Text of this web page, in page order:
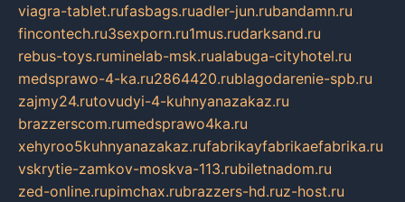
viagra-tablet.rufasbags.ruadler-jun.rubandamn.ru
fincontech.ru3sexporn.ru1mus.rudarksand.ru
rebus-toys.ruminelab-msk.rualabuga-cityhotel.ru
medsprawo-4-ka.ru2864420.rublagodarenie-spb.ru
zajmy24.rutovudyi-4-kuhnyanazakaz.ru
brazzerscom.rumedsprawo4ka.ru
xehyroo5kuhnyanazakaz.rufabrikayfabrikaefabrika.ru
vskrytie-zamkov-moskva-113.rubiletnadom.ru
zed-online.rupimchax.rubrazzers-hd.ruz-host.ru